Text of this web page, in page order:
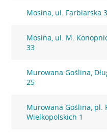
Mosina, ul. Farbiarska
Mosina, ul. M.
33
Murowana Goślina,
25
Murowana Goślina, pl.
Wielkopolskich 1